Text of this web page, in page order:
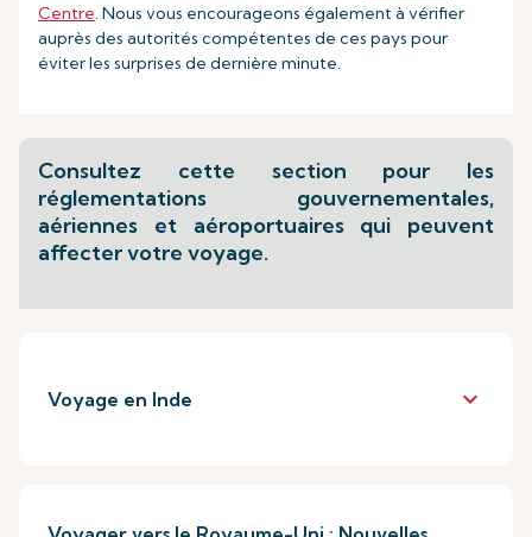
Centre. Nous vous encourageons également à vérifier
auprès des autorités compétentes de ces pays pour
éviter les surprises de dernière minute.
Consultez cette section pour les
réglementations gouvernementales,
aériennes et aéroportuaires qui peuvent
affecter votre voyage.
Voyage en Inde keyboard_arrow_down